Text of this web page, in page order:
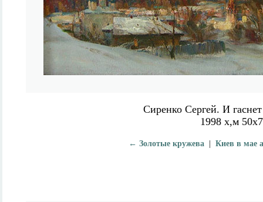
Сиренко Сергей. И
1998 х,м
← Золотые кружева Киев в мае